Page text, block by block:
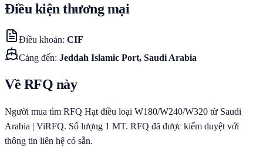
Điều kiện thương mại
Điều khoản: CIF
Cảng đến: Jeddah Islamic Port, Saudi Arabia
Về RFQ này
Người mua tìm RFQ Hạt điều loại W180/W240/W320 từ Saudi
Arabia | ViRFQ. Số lượng 1 MT. RFQ đã được kiểm duyệt với
thông tin liên hệ có sẵn.